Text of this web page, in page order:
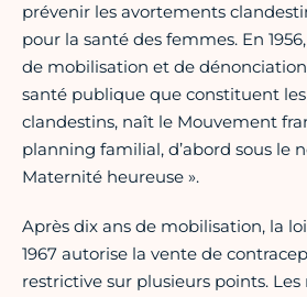
prévenir les avortements
pour la santé des femmes. En
de mobilisation et de
santé publique que constituent
clandestins, naît le Mouvement
planning familial, d’abord sous le
Maternité heureuse ».
Après dix ans de mobilisation, la
1967 autorise la vente de
restrictive sur plusieurs points.